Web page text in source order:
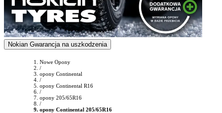
Nokian Gwarancja na uszkodzenia
Nowe Opony
/
opony Continental
/
opony Continental R16
/
opony 205/65R16
/
opony Continental 205/65R16